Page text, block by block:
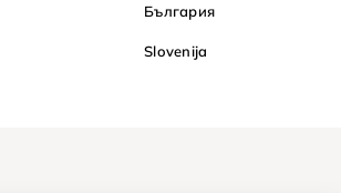
България
Slovenija